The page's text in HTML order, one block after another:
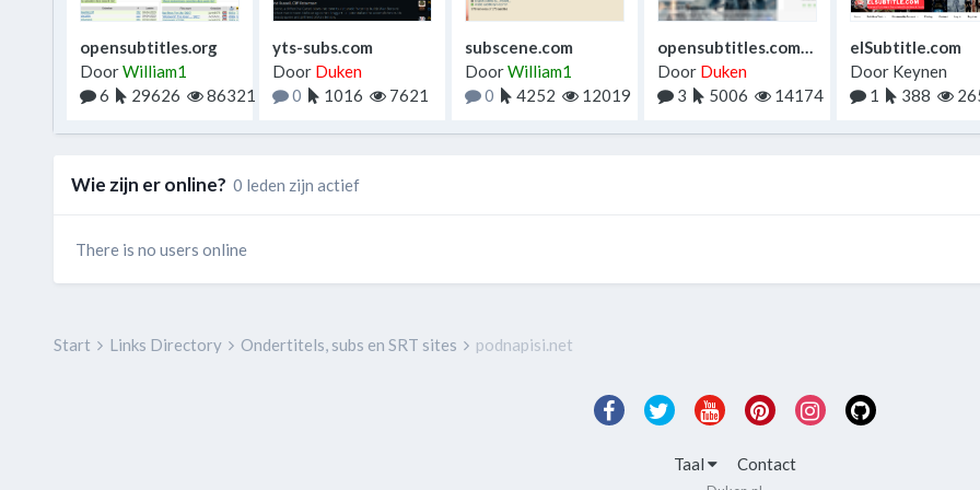
opensubtitles.org
DoorWilliam1
6
29626 86321
yts-subs.com
Door Duken
0
1016 7621
subscene.com
DoorWilliam1
0
4252 12019
opensubtitles.com/nl/home
Door Duken
3
5006 14174
elSubtitle.com
Door Keynen
1
388
Wie zijn er online? 0 leden zijn actief
There is no users online
Start Links Directory Ondertitels, subs en SRT sites podnapisi.net
Taal Contact